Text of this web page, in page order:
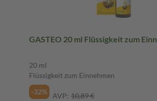
GASTEO 20 ml Flüssigkeit zum
20 ml
Flüssigkeit zum Einnehmen
-32%
AVP: 10,89 €